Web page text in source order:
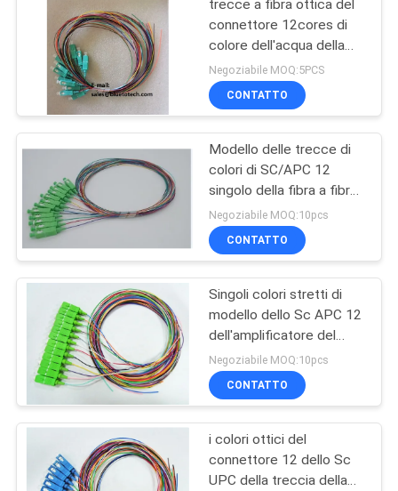
MAPPA
SITO
PRIVACY
POLICYSchede di fibra
ottica
79
Fibra ottica
Attenuatore
15
trecce a fibra ottica del
connettore 12cores di
colore dell'acqua della
treccia dello Sc 12colors
Negoziabile MOQ:5PCS
CONTATTO
Modello delle trecce di
colori di SC/APC 12
singolo della fibra a fibra
ottica di Corning
Negoziabile MOQ:10pcs
CONTATTO
Singoli colori stretti di
modello dello Sc APC 12
dell'amplificatore del
cavo a fibre ottiche
0.9mm della treccia
Negoziabile MOQ:10pcs
CONTATTO
i colori ottici del
connettore 12 dello Sc
UPC della treccia della